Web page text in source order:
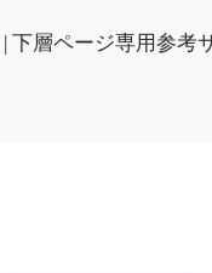
| 下層ページ専用参考